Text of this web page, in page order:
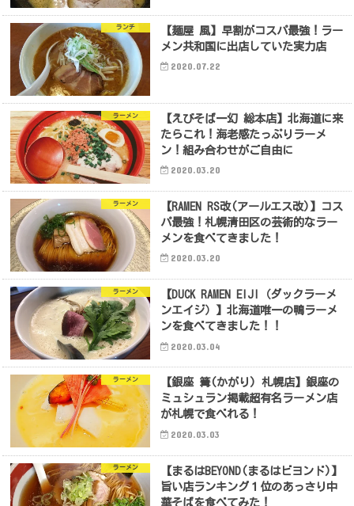
ランチ
【麺屋 風】早割がコスパ最強！ラー
メン共和国に出店していた実力店
2020.07.22
ラーメン
【えびそば一幻 総本店】北海道に来
たらこれ！海老感たっぷりラーメ
ン！組み合わせがご自由に
2020.03.20
ラーメン
【RAMEN RS改(アールエス改)】コス
パ最強！札幌清田区の芸術的なラー
メンを食べてきました！
2020.03.20
ラーメン
【DUCK RAMEN EIJI（ダックラーメ
ンエイジ）】北海道唯一の鴨ラーメ
ンを食べてきました！！
2020.03.04
ラーメン
【銀座 篝(かがり) 札幌店】銀座の
ミュシュラン掲載超有名ラーメン店
が札幌で食べれる！
2020.03.03
ラーメン
【まるはBEYOND(まるはビヨンド)】
旨い店ランキング１位のあっさり中
華そばを食べてみた！